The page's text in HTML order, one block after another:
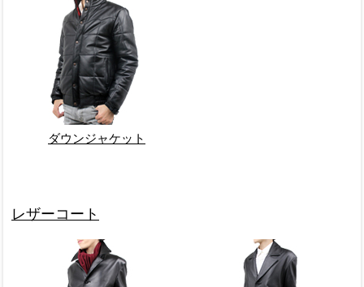
ダウンジャケット
レザーコート